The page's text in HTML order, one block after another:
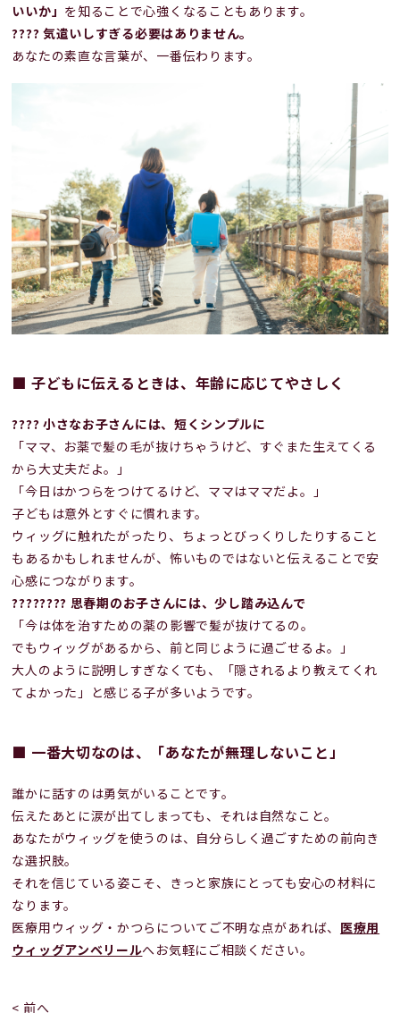
いいか」 を知ることで心強くなることもあります。
???? 気遣いしすぎる必要はありません。
あなたの素直な言葉が、一番伝わります。
■ 子どもに伝えるときは、年齢に応じてやさしく
???? 小さなお子さんには、短くシンプルに
「ママ、お薬で髪の毛が抜けちゃうけど、すぐまた生えてくる
から大丈夫だよ。」
「今日はかつらをつけてるけど、ママはママだよ。」
子どもは意外とすぐに慣れます。
ウィッグに触れたがったり、ちょっとびっくりしたりすること
もあるかもしれませんが、怖いものではないと伝えることで安
心感につながります。
????‍???? 思春期のお子さんには、少し踏み込んで
「今は体を治すための薬の影響で髪が抜けてるの。
でもウィッグがあるから、前と同じように過ごせるよ。」
大人のように説明しすぎなくても、「隠されるより教えてくれ
てよかった」と感じる子が多いようです。
■ 一番大切なのは、「あなたが無理しないこと」
誰かに話すのは勇気がいることです。
伝えたあとに涙が出てしまっても、それは自然なこと。
あなたがウィッグを使うのは、自分らしく過ごすための前向き
な選択肢。
それを信じている姿こそ、きっと家族にとっても安心の材料に
なります。
医療用ウィッグ・かつらについてご不明な点があれば、 医療用
ウィッグアンベリールへお気軽にご相談ください。
< 前へ